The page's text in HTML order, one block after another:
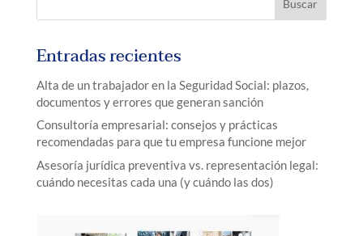
Entradas recientes
Alta de un trabajador en la Seguridad Social: plazos,
documentos y errores que generan sanción
Consultoría empresarial: consejos y prácticas
recomendadas para que tu empresa funcione mejor
Asesoría jurídica preventiva vs. representación legal:
cuándo necesitas cada una (y cuándo las dos)